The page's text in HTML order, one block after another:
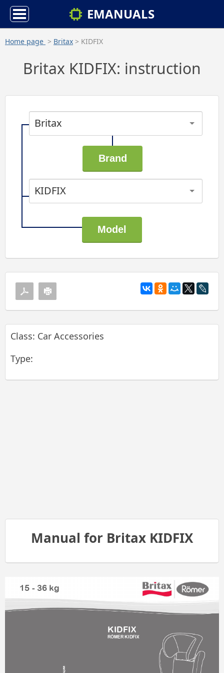
EMANUALS
Home page > Britax > KIDFIX
Britax KIDFIX: instruction
Britax
KIDFIX
Class: Car Accessories
Type:
Manual for Britax KIDFIX
15 - 36 kg
KIDFIX
RÖMER KIDFIX
ации